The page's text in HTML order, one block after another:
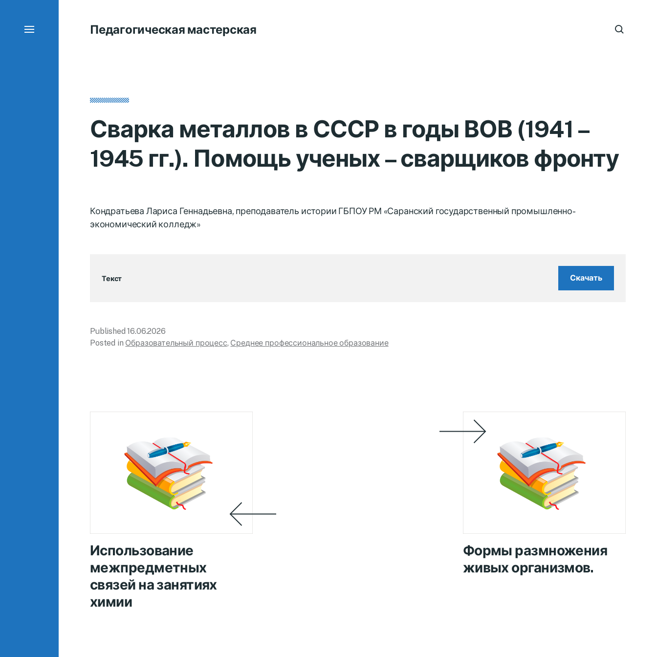
Педагогическая мастерская
Сварка металлов в СССР в годы ВОВ (1941 –
1945 гг.). Помощь ученых – сварщиков фронту
Кондратьева Лариса Геннадьевна, преподаватель истории ГБПОУ РМ «Саранский государственный промышленно-
экономический колледж»
Текст Скачать
Published16.06.2026
Posted in Образовательный процесс, Среднее профессиональное образование
Использование
межпредметных
связей на занятиях
химии
Формы размножения
живых организмов.